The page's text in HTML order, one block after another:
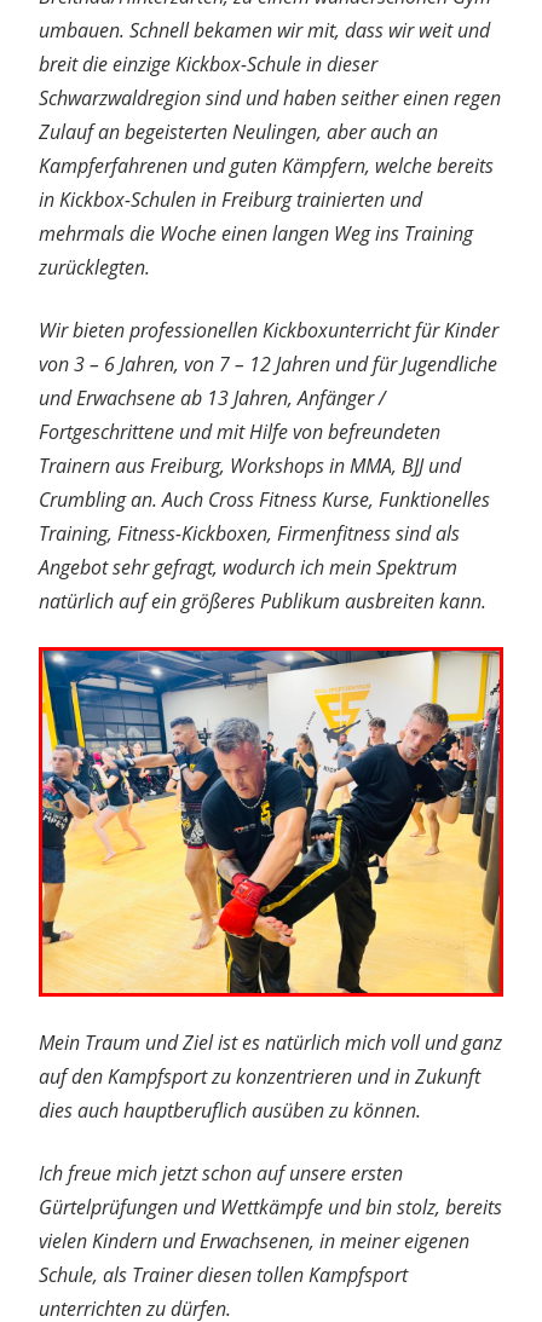
umbauen. Schnell bekamen wir mit, dass wir weit und
breit die einzige Kickbox-Schule in dieser
Schwarzwaldregion sind und haben seither einen regen
Zulauf an begeisterten Neulingen, aber auch an
Kampferfahrenen und guten Kämpfern, welche bereits
in Kickbox-Schulen in Freiburg trainierten und
mehrmals die Woche einen langen Weg ins Training
zurücklegten.
Wir bieten professionellen Kickboxunterricht für Kinder
von 3 – 6 Jahren, von 7 – 12 Jahren und für Jugendliche
und Erwachsene ab 13 Jahren, Anfänger /
Fortgeschrittene und mit Hilfe von befreundeten
Trainern aus Freiburg, Workshops in MMA, BJJ und
Crumbling an. Auch Cross Fitness Kurse, Funktionelles
Training, Fitness-Kickboxen, Firmenfitness sind als
Angebot sehr gefragt, wodurch ich mein Spektrum
natürlich auf ein größeres Publikum ausbreiten kann.
Mein Traum und Ziel ist es natürlich mich voll und ganz
auf den Kampfsport zu konzentrieren und in Zukunft
dies auch hauptberuflich ausüben zu können.
Ich freue mich jetzt schon auf unsere ersten
Gürtelprüfungen und Wettkämpfe und bin stolz, bereits
vielen Kindern und Erwachsenen, in meiner eigenen
Schule, als Trainer diesen tollen Kampfsport
unterrichten zu dürfen.